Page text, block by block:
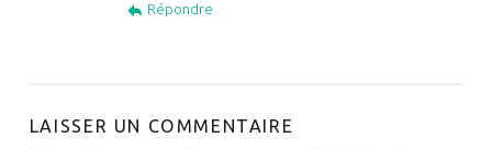
Répondre
LAISSER UN COMMENTAIRE